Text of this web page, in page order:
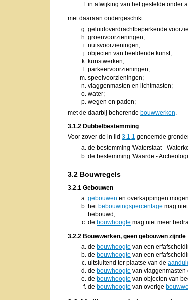
in afwijking van het gestelde onder
met daaraan ondergeschikt
geluidoverdrachtbeperkende
groenvoorzieningen;
nutsvoorzieningen;
objecten van beeldende kunst;
kunstwerken;
parkeervoorzieningen;
speelvoorzieningen;
vlaggenmasten en lichtmasten;
water;
wegen en paden;
met de daarbij behorende bouwwerken.
3.1.2 Dubbelbestemming
Voor zover de in lid 3.1.1 genoemde
de bestemming 'Waterstaat -
de bestemming 'Waarde -
3.2 Bouwregels
3.2.1 Gebouwen
gebouwen en overkappingen
het bebouwingspercentage mag
bebouwd;
de bouwhoogte mag niet meer
3.2.2 Bouwwerken, geen gebouwen zijnde
de bouwhoogte van een
de bouwhoogte van een
uitsluitend ter plaatse van de
de bouwhoogte van vlaggenmasten
de bouwhoogte van objecten van
de bouwhoogte van overige